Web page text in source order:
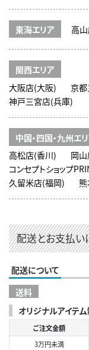
東海エリア 高
関西エリア
大阪店(大阪)
京
神戸三宮店(兵庫)
中国・四国・九州エ
高松店(香川)
岡
コンセプトショップ
久留米店(福岡)
配送とお支払い
配送について
送料
オリジナルアイテ
ご注文金額
3万円未満